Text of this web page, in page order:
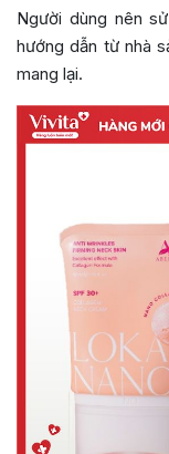
Người dùng nên
hướng dẫn từ nhà
mang lại.